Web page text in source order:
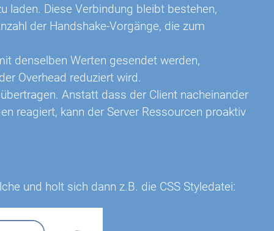
laden. Diese Verbindung bleibt bestehen,
der Handshake-Vorgänge, die zum
denselben Werten gesendet werden,
Overhead reduziert wird.
Anstatt dass der Client nacheinander
reagiert, kann der Server Ressourcen proaktiv
und holt sich dann z.B. die CSS Styledatei: